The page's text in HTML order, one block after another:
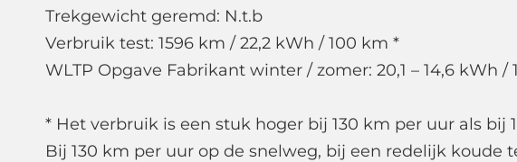
Trekgewicht geremd: N.t.b
Verbruik test: 1596 km / 22,2 kWh / 100 km *
WLTP Opgave Fabrikant winter / zomer: 20,1 – 14,6 kWh /
* Het verbruik is een stuk hoger bij 130 km per uur als bij
Bij 130 km per uur op de snelweg, bij een redelijk koude